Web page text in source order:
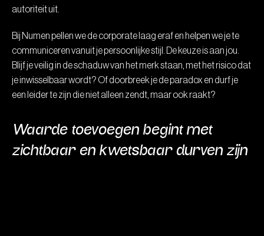
autoriteit uit.
Bij Numen pellen we de corporate laag eraf en helpen we je te
communiceren vanuit je persoonlijke stijl. De keuze is aan jou.
Blijf je veilig in de schaduw van het merk staan, met het risico dat
je inwisselbaar wordt? Of doorbreek je de paradox en durf je
een leider te zijn die niet alleen zendt, maar ook raakt?
Waarde toevoegen begint met
zichtbaar en kwetsbaar durven zijn